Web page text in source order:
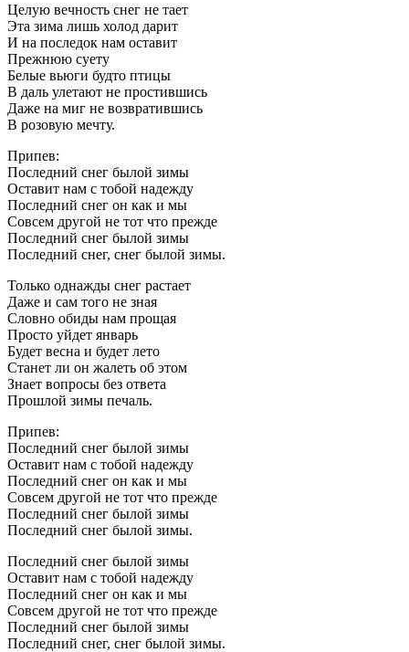
Целую вечность снег не тает
Эта зима лишь холод дарит
И на последок нам оставит
Прежнюю суету
Белые вьюги будто птицы
В даль улетают не простившись
Даже на миг не возвратившись
В розовую мечту.
Припев:
Последний снег былой зимы
Оставит нам с тобой надежду
Последний снег он как и мы
Совсем другой не тот что прежде
Последний снег былой зимы
Последний снег, снег былой зимы.
Только однажды снег растает
Даже и сам того не зная
Словно обиды нам прощая
Просто уйдет январь
Будет весна и будет лето
Станет ли он жалеть об этом
Знает вопросы без ответа
Прошлой зимы печаль.
Припев:
Последний снег былой зимы
Оставит нам с тобой надежду
Последний снег он как и мы
Совсем другой не тот что прежде
Последний снег былой зимы
Последний снег былой зимы.
Последний снег былой зимы
Оставит нам с тобой надежду
Последний снег он как и мы
Совсем другой не тот что прежде
Последний снег былой зимы
Последний снег, снег былой зимы.